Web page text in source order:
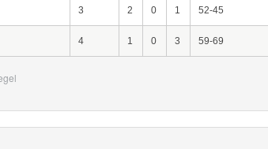
3 2 0 1 52-45
4 1 0 3 59-69